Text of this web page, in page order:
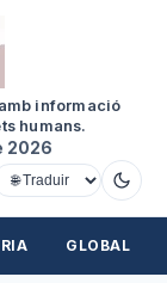
informació
humans.
2026
GLOBAL